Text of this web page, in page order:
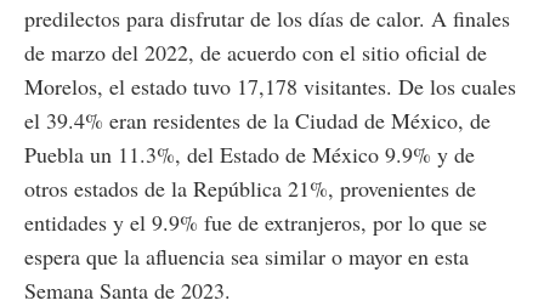
predilectos para disfrutar de los días de calor. A finales
de marzo del 2022, de acuerdo con el sitio oficial de
Morelos, el estado tuvo 17,178 visitantes. De los cuales
el 39.4% eran residentes de la Ciudad de México, de
Puebla un 11.3%, del Estado de México 9.9% y de
otros estados de la República 21%, provenientes de
entidades y el 9.9% fue de extranjeros, por lo que se
espera que la afluencia sea similar o mayor en esta
Semana Santa de 2023.